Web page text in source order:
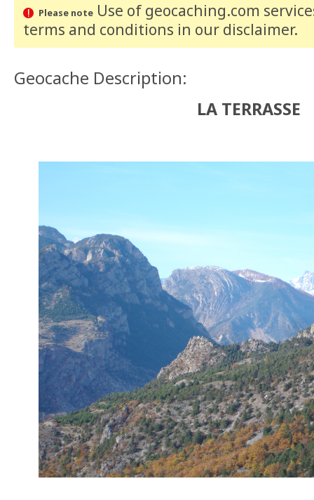
Please noteUse of geocaching.com
terms and conditions in our disclaimer.
Geocache Description:
LA TERRASSE